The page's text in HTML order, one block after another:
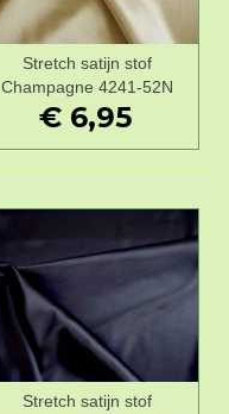
Stretch satijn stof
Champagne 4241-52N
€ 6,95
Stretch satijn stof